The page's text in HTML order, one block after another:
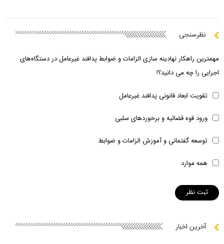
نظرسنجی
مهمترین راهکار نهادینه سازی الزامات و ضوابط پدافند غیرعامل در دستگاه‌های
اجرایی را چه می دانید؟!
تقویت ابعاد قانونی پدافند غیرعامل
ورود قوه قضائیه و برخوردهای سلبی
توسعه گفتمانی و آموزش الزامات و ضوابط
همه موارد
آخرین اخبار